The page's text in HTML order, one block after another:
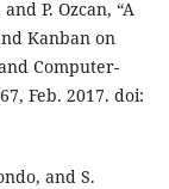
P. Ozcan, “A
Kanban on
Computer-
Feb. 2017. doi:
and S.